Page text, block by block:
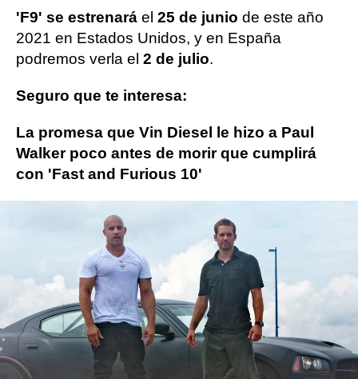
'F9' se estrenará el 25 de junio de este año
2021 en Estados Unidos, y en España
podremos verla el 2 de julio.
Seguro que te interesa:
La promesa que Vin Diesel le hizo a Paul
Walker poco antes de morir que cumplirá
con 'Fast and Furious 10'
Fast and Furious
ObjetivoTV » Cine